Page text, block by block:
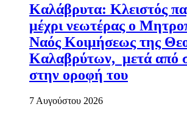
Καλάβρυτα: Κλειστός
μέχρι νεωτέρας ο
Ναός Κοιμήσεως της
Καλαβρύτων, μετά από
στην οροφή του
7 Αυγούστου 2026